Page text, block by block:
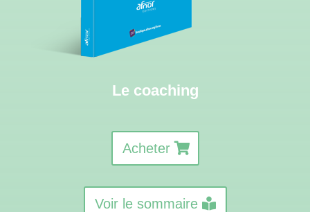
Le coaching
Acheter
Voir le sommaire